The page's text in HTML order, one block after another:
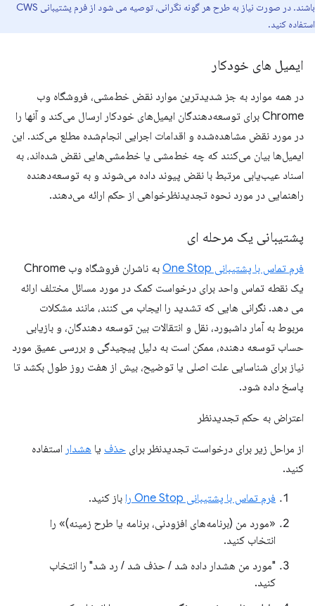
باشند. در صورت نیاز به طرح هر گونه نگرانی، توصیه می شود از فرم پشتیبانی CWS
استفاده کنید.
ایمیل های خودکار
در همه موارد به جز شدیدترین موارد نقض خط‌مشی، فروشگاه وب
Chrome برای توسعه‌دهندگان ایمیل‌های خودکار ارسال می‌کند و آنها را
در مورد نقض مشاهده‌شده و اقدامات اجرایی انجام‌شده مطلع می‌کند. این
ایمیل‌ها بیان می‌کنند که چه خط‌مشی یا خط‌مشی‌هایی نقض شده‌اند، به
اسناد عیب‌یابی مرتبط با نقض پیوند داده می‌شوند و به توسعه‌دهنده
راهنمایی در مورد نحوه تجدیدنظرخواهی از حکم ارائه می‌دهند.
پشتیبانی یک مرحله ای
فرم تماس با پشتیبانی One Stop
به ناشران فروشگاه وب Chrome
یک نقطه تماس واحد برای درخواست کمک در مورد مسائل مختلف ارائه
می دهد. نگرانی هایی که تشدید را ایجاب می کنند، مانند مشکلات
مربوط به آمار داشبورد، نقل و انتقالات بین توسعه دهندگان، و بازیابی
حساب توسعه دهنده، ممکن است به دلیل پیچیدگی و بررسی عمیق مورد
نیاز برای شناسایی علت اصلی یا توضیح، بیش از هفت روز طول بکشد تا
پاسخ داده شود.
اعتراض به حکم تجدیدنظر
از مراحل زیر برای درخواست تجدیدنظر برای حذف یا هشدار استفاده
کنید.
فرم تماس با پشتیبانی One Stop را
باز کنید.
«مورد من (برنامه‌های افزودنی، برنامه یا طرح زمینه)» را
انتخاب کنید.
"مورد من هشدار داده شد / حذف شد / رد شد" را انتخاب
کنید.